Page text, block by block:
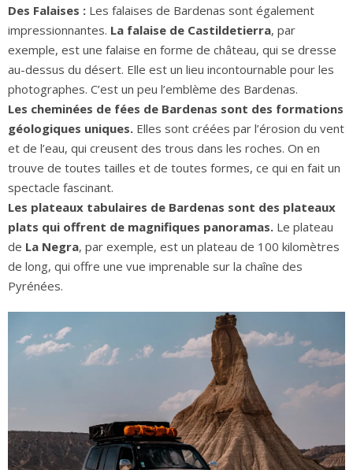
Des Falaises : Les falaises de Bardenas sont également
impressionnantes. La falaise de Castildetierra, par
exemple, est une falaise en forme de château, qui se dresse
au-dessus du désert. Elle est un lieu incontournable pour les
photographes. C’est un peu l’emblème des Bardenas.
Les cheminées de fées de Bardenas sont des formations
géologiques uniques. Elles sont créées par l’érosion du vent
et de l’eau, qui creusent des trous dans les roches. On en
trouve de toutes tailles et de toutes formes, ce qui en fait un
spectacle fascinant.
Les plateaux tabulaires de Bardenas sont des plateaux
plats qui offrent de magnifiques panoramas. Le plateau
de La Negra, par exemple, est un plateau de 100 kilomètres
de long, qui offre une vue imprenable sur la chaîne des
Pyrénées.